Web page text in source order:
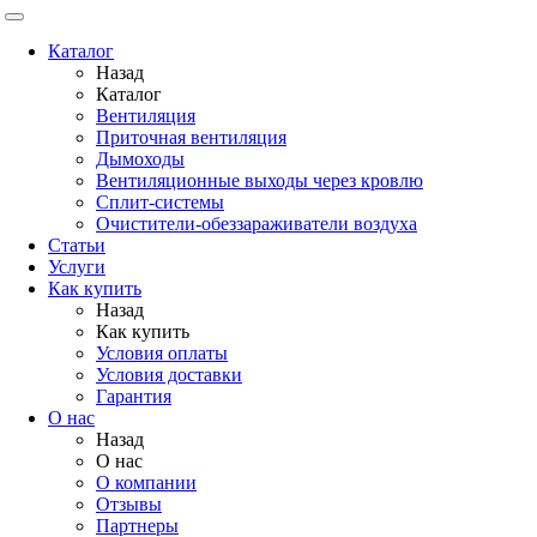
Каталог
Назад
Каталог
Вентиляция
Приточная вентиляция
Дымоходы
Вентиляционные выходы через кровлю
Сплит-системы
Очистители-обеззараживатели воздуха
Статьи
Услуги
Как купить
Назад
Как купить
Условия оплаты
Условия доставки
Гарантия
О нас
Назад
О нас
О компании
Отзывы
Партнеры